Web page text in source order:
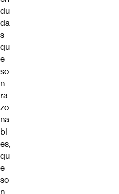
du
da
s
qu
e
so
n
ra
zo
na
bl
es,
qu
e
so